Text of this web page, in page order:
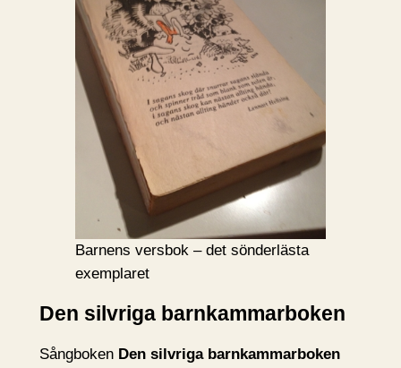
Barnens versbok – det sönderlästa
exemplaret
Den silvriga barnkammarboken
Sångboken Den silvriga barnkammarboken